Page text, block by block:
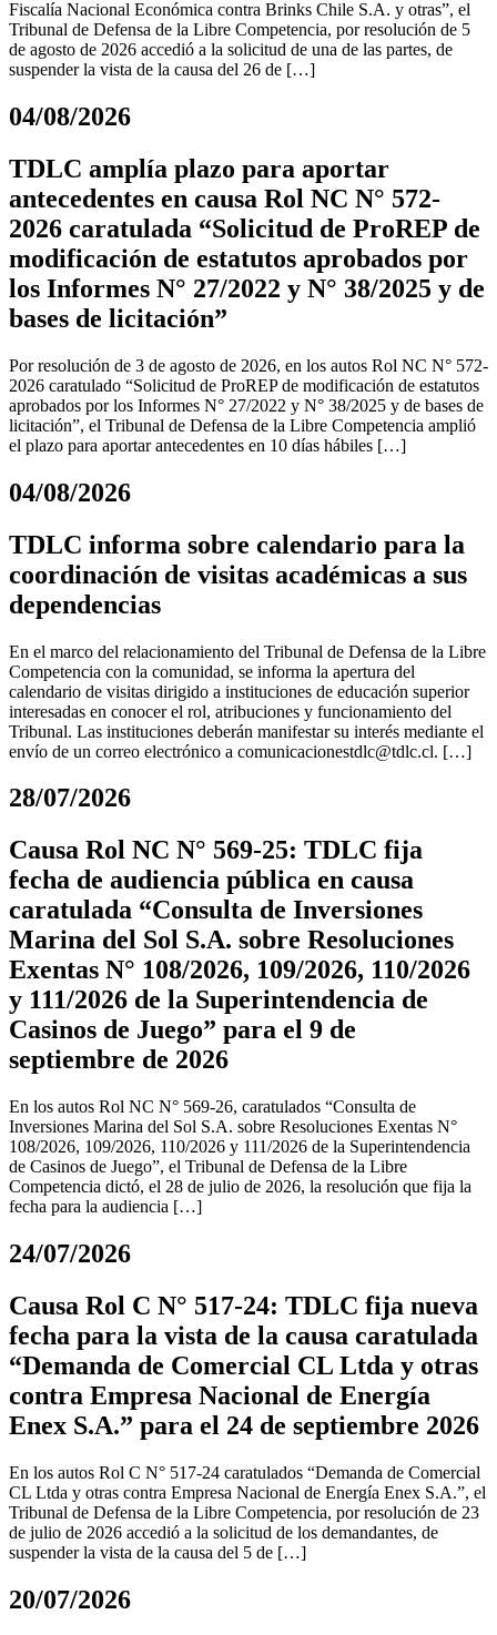
Fiscalía Nacional Económica contra Brinks Chile S.A. y otras”, el
Tribunal de Defensa de la Libre Competencia, por resolución de 5
de agosto de 2026 accedió a la solicitud de una de las partes, de
suspender la vista de la causa del 26 de […]
04/08/2026
TDLC amplía plazo para aportar
antecedentes en causa Rol NC N° 572-
2026 caratulada “Solicitud de ProREP de
modificación de estatutos aprobados por
los Informes N° 27/2022 y N° 38/2025 y de
bases de licitación”
Por resolución de 3 de agosto de 2026, en los autos Rol NC N° 572-
2026 caratulado “Solicitud de ProREP de modificación de estatutos
aprobados por los Informes N° 27/2022 y N° 38/2025 y de bases de
licitación”, el Tribunal de Defensa de la Libre Competencia amplió
el plazo para aportar antecedentes en 10 días hábiles […]
04/08/2026
TDLC informa sobre calendario para la
coordinación de visitas académicas a sus
dependencias
En el marco del relacionamiento del Tribunal de Defensa de la Libre
Competencia con la comunidad, se informa la apertura del
calendario de visitas dirigido a instituciones de educación superior
interesadas en conocer el rol, atribuciones y funcionamiento del
Tribunal. Las instituciones deberán manifestar su interés mediante el
envío de un correo electrónico a comunicacionestdlc@tdlc.cl. […]
28/07/2026
Causa Rol NC N° 569-25: TDLC fija
fecha de audiencia pública en causa
caratulada “Consulta de Inversiones
Marina del Sol S.A. sobre Resoluciones
Exentas N° 108/2026, 109/2026, 110/2026
y 111/2026 de la Superintendencia de
Casinos de Juego” para el 9 de
septiembre de 2026
En los autos Rol NC N° 569-26, caratulados “Consulta de
Inversiones Marina del Sol S.A. sobre Resoluciones Exentas N°
108/2026, 109/2026, 110/2026 y 111/2026 de la Superintendencia
de Casinos de Juego”, el Tribunal de Defensa de la Libre
Competencia dictó, el 28 de julio de 2026, la resolución que fija la
fecha para la audiencia […]
24/07/2026
Causa Rol C N° 517-24: TDLC fija nueva
fecha para la vista de la causa caratulada
“Demanda de Comercial CL Ltda y otras
contra Empresa Nacional de Energía
Enex S.A.” para el 24 de septiembre 2026
En los autos Rol C N° 517-24 caratulados “Demanda de Comercial
CL Ltda y otras contra Empresa Nacional de Energía Enex S.A.”, el
Tribunal de Defensa de la Libre Competencia, por resolución de 23
de julio de 2026 accedió a la solicitud de los demandantes, de
suspender la vista de la causa del 5 de […]
20/07/2026